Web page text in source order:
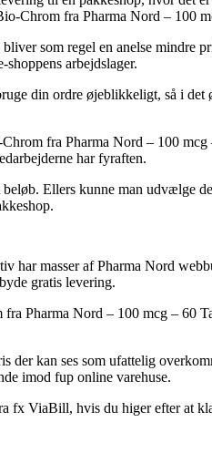
Chrom fra Pharma Nord – 100
som regel en anelse mindre
arbejdslager.
din ordre øjeblikkeligt, så i det
fra Pharma Nord – 100
har fyraften.
Ellers kunne man udvælge
masser af Pharma Nord
gratis levering.
Pharma Nord – 100 mcg – 60
kan ses som ufattelig
imod fup online varehuse.
fx ViaBill, hvis du higer efter at